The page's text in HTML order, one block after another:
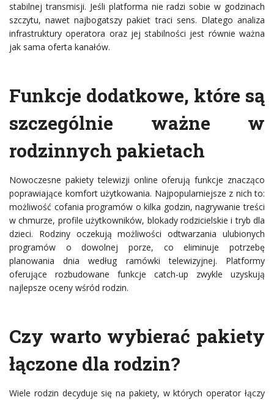
stabilnej transmisji. Jeśli platforma nie radzi sobie w godzinach
szczytu, nawet najbogatszy pakiet traci sens. Dlatego analiza
infrastruktury operatora oraz jej stabilności jest równie ważna
jak sama oferta kanałów.
Funkcje dodatkowe, które są
szczególnie ważne w
rodzinnych pakietach
Nowoczesne pakiety telewizji online oferują funkcje znacząco
poprawiające komfort użytkowania. Najpopularniejsze z nich to:
możliwość cofania programów o kilka godzin, nagrywanie treści
w chmurze, profile użytkowników, blokady rodzicielskie i tryb dla
dzieci. Rodziny oczekują możliwości odtwarzania ulubionych
programów o dowolnej porze, co eliminuje potrzebę
planowania dnia według ramówki telewizyjnej. Platformy
oferujące rozbudowane funkcje catch-up zwykle uzyskują
najlepsze oceny wśród rodzin.
Czy warto wybierać pakiety
łączone dla rodzin?
Wiele rodzin decyduje się na pakiety, w których operator łączy